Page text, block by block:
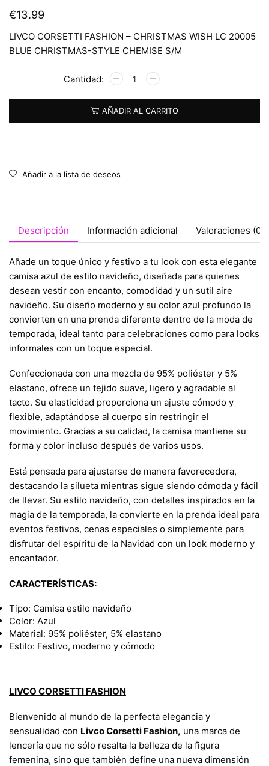
€13.99
LIVCO CORSETTI FASHION – CHRISTMAS WISH LC 20005
BLUE CHRISTMAS-STYLE CHEMISE S/M
AÑADIR AL CARRITO
Alternative:
Añadir a la lista de deseos
Descripción Información adicional Valoraciones (0)
Añade un toque único y festivo a tu look con esta elegante
camisa azul de estilo navideño, diseñada para quienes
desean vestir con encanto, comodidad y un sutil aire
navideño. Su diseño moderno y su color azul profundo la
convierten en una prenda diferente dentro de la moda de
temporada, ideal tanto para celebraciones como para looks
informales con un toque especial.
Confeccionada con una mezcla de 95% poliéster y 5%
elastano, ofrece un tejido suave, ligero y agradable al
tacto. Su elasticidad proporciona un ajuste cómodo y
flexible, adaptándose al cuerpo sin restringir el
movimiento. Gracias a su calidad, la camisa mantiene su
forma y color incluso después de varios usos.
Está pensada para ajustarse de manera favorecedora,
destacando la silueta mientras sigue siendo cómoda y fácil
de llevar. Su estilo navideño, con detalles inspirados en la
magia de la temporada, la convierte en la prenda ideal para
eventos festivos, cenas especiales o simplemente para
disfrutar del espíritu de la Navidad con un look moderno y
encantador.
CARACTERÍSTICAS:
Tipo: Camisa estilo navideño
Color: Azul
Material: 95% poliéster, 5% elastano
Estilo: Festivo, moderno y cómodo
LIVCO CORSETTI FASHION
Bienvenido al mundo de la perfecta elegancia y
sensualidad con Livco Corsetti Fashion, una marca de
lencería que no sólo resalta la belleza de la figura
femenina, sino que también define una nueva dimensión